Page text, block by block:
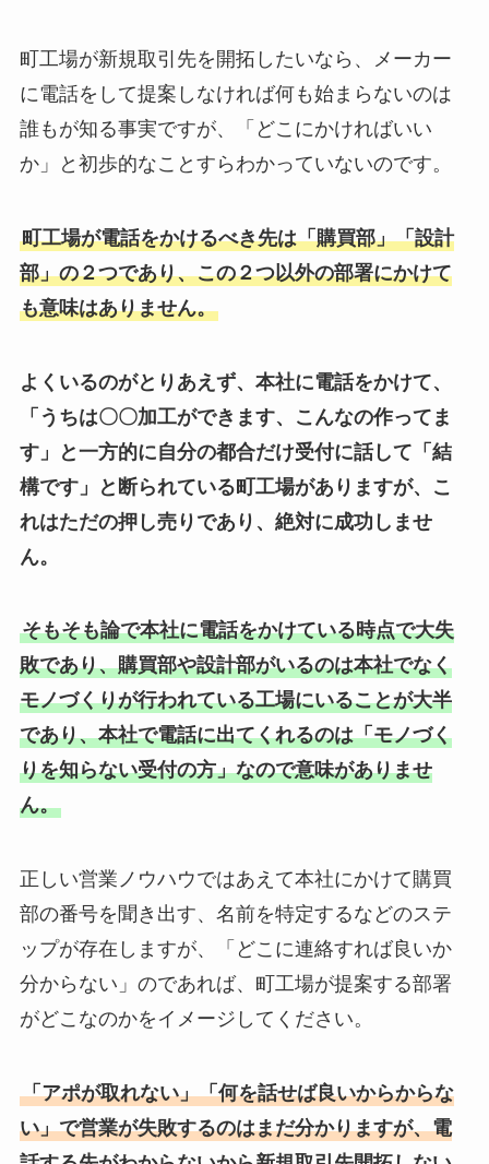
町工場が新規取引先を開拓したいなら、メーカー
に電話をして提案しなければ何も始まらないのは
誰もが知る事実ですが、「どこにかければいい
か」と初歩的なことすらわかっていないのです。
町工場が電話をかけるべき先は「購買部」「設計
部」の２つであり、この２つ以外の部署にかけて
も意味はありません。
よくいるのがとりあえず、本社に電話をかけて、
「うちは〇〇加工ができます、こんなの作ってま
す」と一方的に自分の都合だけ受付に話して「結
構です」と断られている町工場がありますが、こ
れはただの押し売りであり、絶対に成功しませ
ん。
そもそも論で本社に電話をかけている時点で大失
敗であり、購買部や設計部がいるのは本社でなく
モノづくりが行われている工場にいることが大半
であり、本社で電話に出てくれるのは「モノづく
りを知らない受付の方」なので意味がありませ
ん。
正しい営業ノウハウではあえて本社にかけて購買
部の番号を聞き出す、名前を特定するなどのステ
ップが存在しますが、「どこに連絡すれば良いか
分からない」のであれば、町工場が提案する部署
がどこなのかをイメージしてください。
「アポが取れない」「何を話せば良いからからな
い」で営業が失敗するのはまだ分かりますが、電